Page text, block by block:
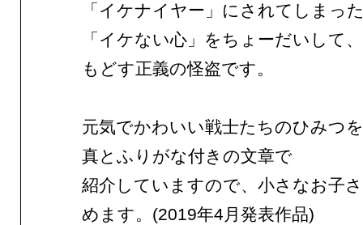
「イケナイヤー」にされてしまっ
「イケない心」をちょーだいして
もどす正義の怪盗です。
元気でかわいい戦士たちのひみつ
真とふりがな付きの文章で
紹介していますので、小さなお子
めます。(2019年4月発表作品)